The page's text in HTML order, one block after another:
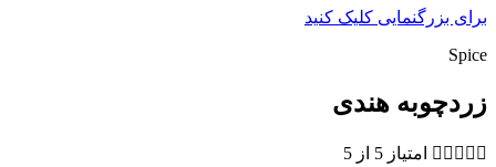
برای بزرگنمایی کلیک کنید
Spice
زردچوبه هندی
     امتیاز 5 از 5